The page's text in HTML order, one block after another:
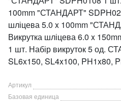
100mm "СТАНДАРТ"
шліцева 5.0 x 100mm
Викрутка шліцева 6.0 x
1 шт. Набір викруток 5 од.
SL6x150, SL4x100, PH1x80,
Артикул
Базовая единица